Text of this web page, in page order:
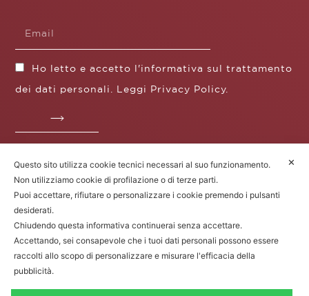
Ho letto e accetto l'informativa sul trattamento
dei dati personali. Leggi Privacy Policy
Operazione / progetto co-finanziato dal POS FESR
Toscana 2014-2020
Fratelli Borgioli Srl – Via
✕
Questo sito utilizza cookie tecnici necessari al suo funzionamento.
Non utilizziamo cookie di profilazione o di terze parti.
Puoi accettare, rifiutare o personalizzare i cookie premendo i pulsanti
desiderati.
Chiudendo questa informativa continuerai senza accettare.
Accettando, sei consapevole che i tuoi dati personali possono essere
raccolti allo scopo di personalizzare e misurare l'efficacia della
pubblicità.